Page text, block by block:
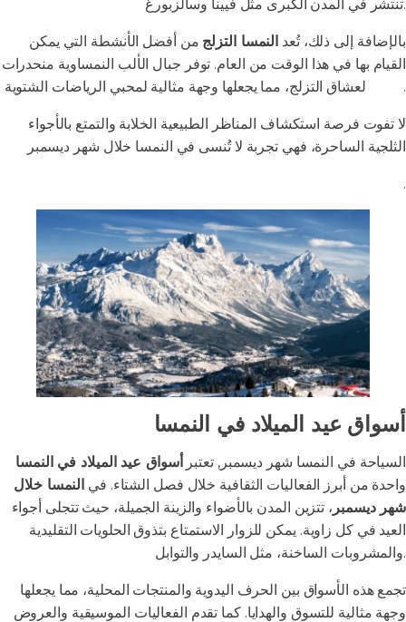
تنتشر في المدن الكبرى مثل فيينا وسالزبورغ.
بالإضافة إلى ذلك، تُعد النمسا التزلج من أفضل الأنشطة التي يمكن
القيام بها في هذا الوقت من العام. توفر جبال الألب النمساوية منحدرات
لعشاق التزلج، مما يجعلها وجهة مثالية لمحبي الرياضات الشتوية.
لا تفوت فرصة استكشاف المناظر الطبيعية الخلابة والتمتع بالأجواء
الثلجية الساحرة، فهي تجربة لا تُنسى في النمسا خلال شهر ديسمبر
.
أسواق عيد الميلاد في النمسا
السياحة في النمسا شهر ديسمبر, تعتبر أسواق عيد الميلاد في النمسا
واحدة من أبرز الفعاليات الثقافية خلال فصل الشتاء. في النمسا خلال
شهر ديسمبر ، تتزين المدن بالأضواء والزينة الجميلة، حيث تتجلى أجواء
العيد في كل زاوية. يمكن للزوار الاستمتاع بتذوق الحلويات التقليدية
والمشروبات الساخنة، مثل السايدر والتوابل.
تجمع هذه الأسواق بين الحرف اليدوية والمنتجات المحلية، مما يجعلها
وجهة مثالية للتسوق والهدايا. كما تقدم الفعاليات الموسيقية والعروض